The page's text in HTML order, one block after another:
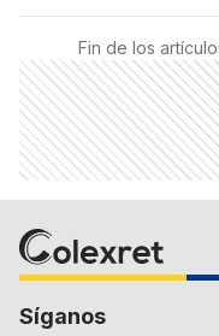
Fin de los
Síganos